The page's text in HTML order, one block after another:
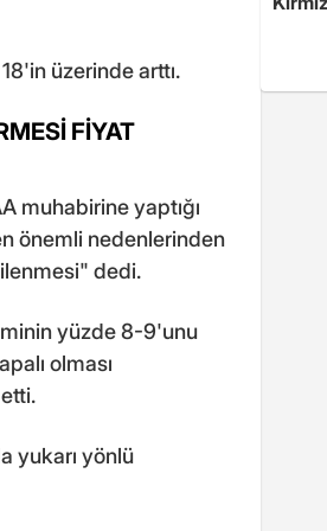
üzerinde arttı.
FİYAT
muhabirine yaptığı
önemli nedenlerinden
dedi.
yüzde 8-9'unu
olması
yukarı yönlü